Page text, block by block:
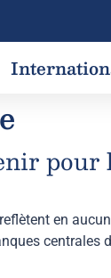
pour
en
centrales